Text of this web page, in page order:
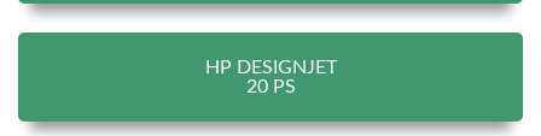
HP DESIGNJET
20 PS